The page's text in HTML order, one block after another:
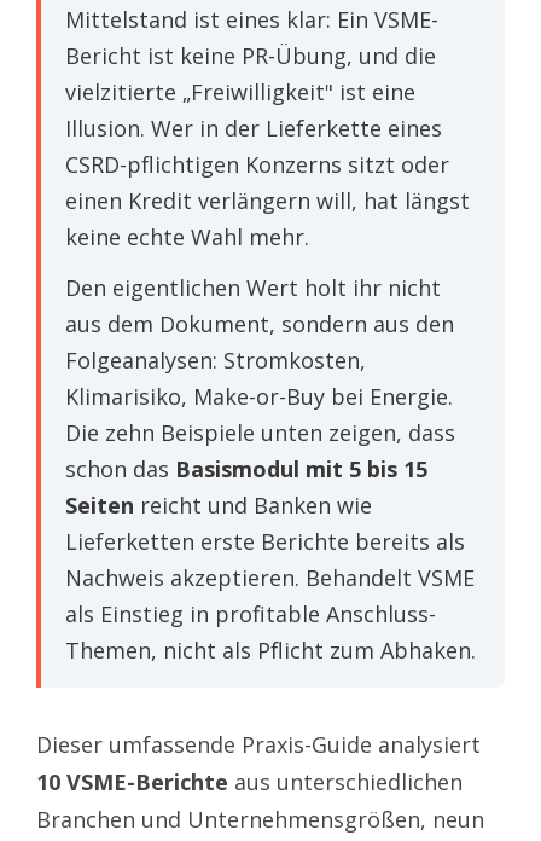
Mittelstand ist eines klar: Ein VSME-
Bericht ist keine PR-Übung, und die
vielzitierte „Freiwilligkeit" ist eine
Illusion. Wer in der Lieferkette eines
CSRD-pflichtigen Konzerns sitzt oder
einen Kredit verlängern will, hat längst
keine echte Wahl mehr.
Den eigentlichen Wert holt ihr nicht
aus dem Dokument, sondern aus den
Folgeanalysen: Stromkosten,
Klimarisiko, Make-or-Buy bei Energie.
Die zehn Beispiele unten zeigen, dass
schon das Basismodul mit 5 bis 15
Seiten reicht und Banken wie
Lieferketten erste Berichte bereits als
Nachweis akzeptieren. Behandelt VSME
als Einstieg in profitable Anschluss-
Themen, nicht als Pflicht zum Abhaken.
Dieser umfassende Praxis-Guide analysiert
10 VSME-Berichte aus unterschiedlichen
Branchen und Unternehmensgrößen, neun